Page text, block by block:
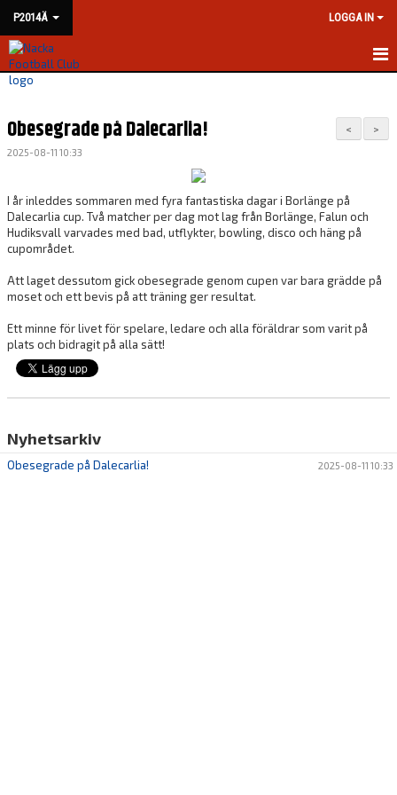
P2014Ä LOGGA IN
HEM
NYHETER
MATCHER
TRUPPEN
BILDGALLERI
KONTAKT
>
<
Obesegrade på Dalecarlia!
2025-08-11 10:33
I år inleddes sommaren med fyra fantastiska dagar i Borlänge på
Dalecarlia cup. Två matcher per dag mot lag från Borlänge, Falun och
Hudiksvall varvades med bad, utflykter, bowling, disco och häng på
cupområdet.
Att laget dessutom gick obesegrade genom cupen var bara grädde på
moset och ett bevis på att träning ger resultat.
Ett minne för livet för spelare, ledare och alla föräldrar som varit på
plats och bidragit på alla sätt!
Nyhetsarkiv
Obesegrade på Dalecarlia! 2025-08-11 10:33